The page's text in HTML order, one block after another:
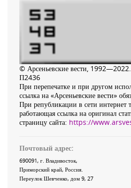
© Арсеньевские вести,
П2436
При перепечатке и при другом
ссылка на «Арсеньевские вести»
При републикации в сети интернет
работающая ссылка на оригинал
страницу сайта: https://
Почтовый адрес:
690091, г. Владивосток,
Приморский край, Россия
Переулок Шевченко, дом 9, 27